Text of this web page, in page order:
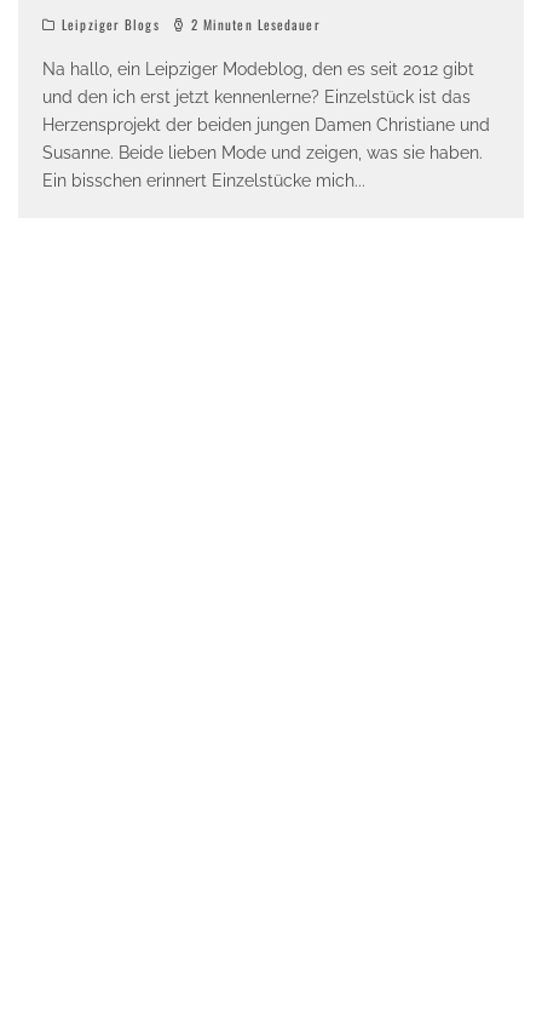
Leipziger Blogs 2 Minuten Lesedauer
Na hallo, ein Leipziger Modeblog, den es seit 2012 gibt
und den ich erst jetzt kennenlerne? Einzelstück ist das
Herzensprojekt der beiden jungen Damen Christiane und
Susanne. Beide lieben Mode und zeigen, was sie haben.
Ein bisschen erinnert Einzelstücke mich...